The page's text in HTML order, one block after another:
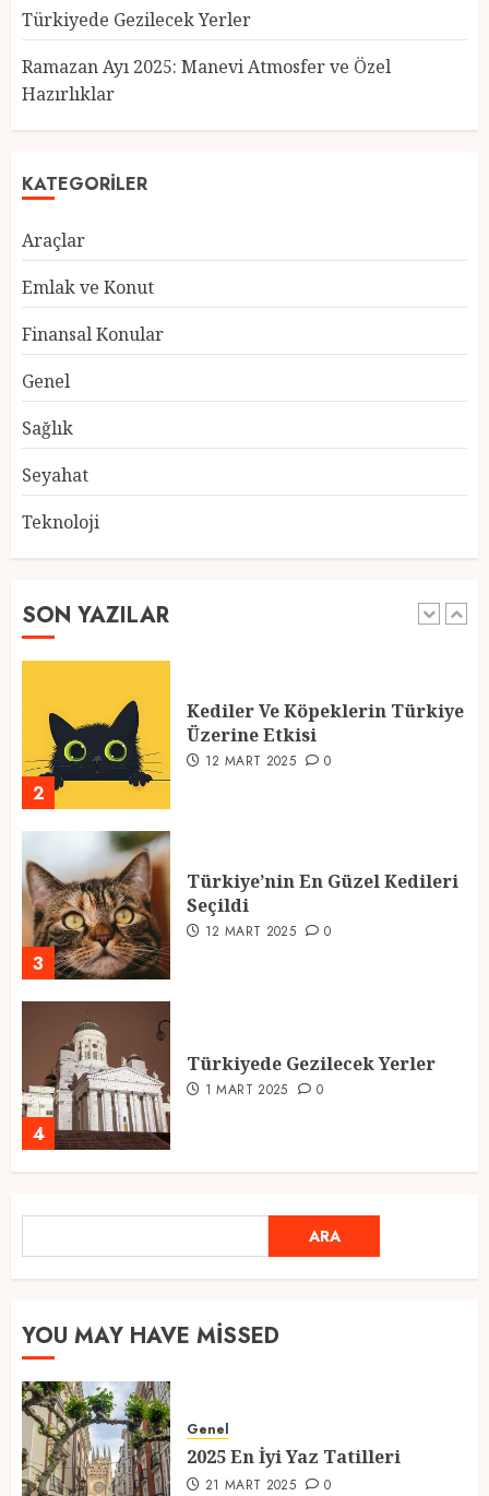
Türkiyede Gezilecek Yerler
Ramazan Ayı 2025: Manevi Atmosfer ve Özel
Hazırlıklar
KATEGORILER
Araçlar
Emlak ve Konut
Finansal Konular
Genel
Sağlık
Seyahat
Teknoloji
SON YAZILAR
Türkiye’nin En Güzel Kedileri
Seçildi
12 MART 2025
4
5
1
2025 En İyi Yaz Tatilleri
2
Kediler Ve Köpeklerin Türkiye
Üzerine Etkisi
12 MART 2025 0
3
Türkiye’nin En Güzel Kedileri
Seçildi
12 MART 2025 0
4
Türkiyede Gezilecek Yerler
1 MART 2025 0
Ramazan Ayı 2025: Manevi
Atmosfer ve Özel Hazırlıklar
1
21 MART 2025
ARA
YOU MAY HAVE MISSED
Genel
2025 En İyi Yaz Tatilleri
21 MART 2025 0